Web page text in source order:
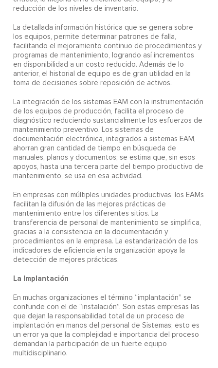
reducción de los niveles de inventario.
La detallada información histórica que se genera sobre
los equipos, permite determinar patrones de falla,
facilitando el mejoramiento continuo de procedimientos y
programas de mantenimiento, logrando así incrementos
en disponibilidad a un costo reducido. Además de lo
anterior, el historial de equipo es de gran utilidad en la
toma de decisiones sobre reposición de activos.
La integración de los sistemas EAM con la instrumentación
de los equipos de producción, facilita el proceso de
diagnóstico reduciendo sustancialmente los esfuerzos de
mantenimiento preventivo. Los sistemas de
documentación electrónica, integrados a sistemas EAM,
ahorran gran cantidad de tiempo en búsqueda de
manuales, planos y documentos; se estima que, sin esos
apoyos, hasta una tercera parte del tiempo productivo de
mantenimiento, se usa en esa actividad.
En empresas con múltiples unidades productivas, los EAMs
facilitan la difusión de las mejores prácticas de
mantenimiento entre los diferentes sitios. La
transferencia de personal de mantenimiento se simplifica,
gracias a la consistencia en la documentación y
procedimientos en la empresa. La estandarización de los
indicadores de eficiencia en la organización apoya la
detección de mejores prácticas.
La Implantación
En muchas organizaciones el término “implantación” se
confunde con el de “instalación”. Son estas empresas las
que dejan la responsabilidad total de un proceso de
implantación en manos del personal de Sistemas; esto es
un error ya que la complejidad e importancia del proceso
demandan la participación de un fuerte equipo
multidisciplinario.